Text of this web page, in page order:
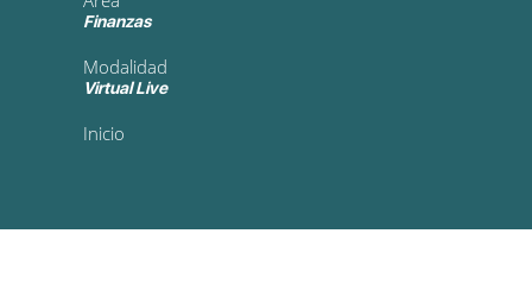
Finanzas
Modalidad
Virtual Live
Inicio